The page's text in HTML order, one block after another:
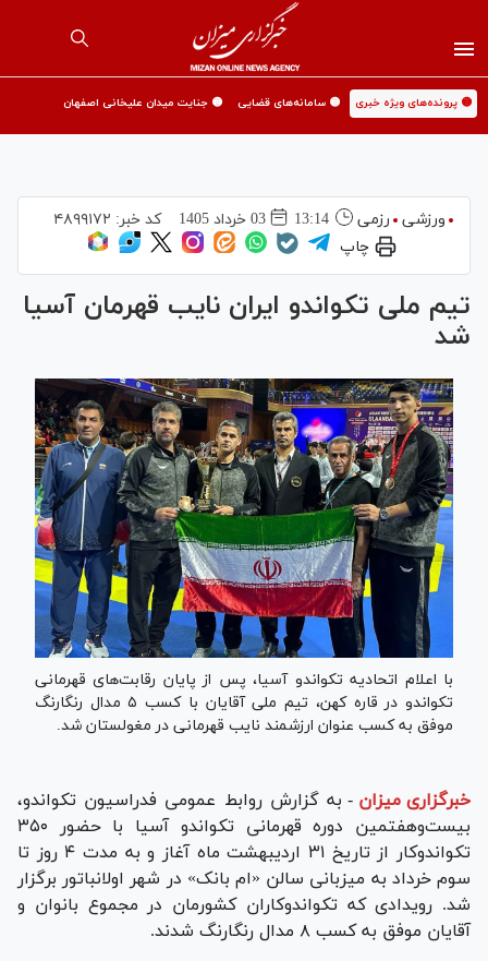
🟡 پرونده‌های ویژه خبری 🟡 سامانه‌های قضایی 🟡 جنایت میدان علیخانی اصفهان
ورزشی رزمی 13:14 03 خرداد 1405 کد خبر: ۴۸۹۹۱۷۲
چاپ
تیم ملی تکواندو ایران نایب قهرمان آسیا
شد
با اعلام اتحادیه تکواندو آسیا، پس از پایان رقابت‌های قهرمانی
تکواندو در قاره کهن، تیم ملی آقایان با کسب ۵ مدال رنگارنگ
موفق به کسب عنوان ارزشمند نایب قهرمانی در مغولستان شد.
خبرگزاری میزان - به گزارش روابط عمومی فدراسیون تکواندو،
بیست‌وهفتمین دوره قهرمانی تکواندو آسیا با حضور ۳۵۰
تکواندوکار از تاریخ ۳۱ اردیبهشت ماه آغاز و به مدت ۴ روز تا
سوم خرداد به میزبانی سالن «ام بانک» در شهر اولانباتور برگزار
شد. رویدادی که تکواندوکاران کشورمان در مجموع بانوان و
آقایان موفق به کسب ۸ مدال رنگارنگ شدند.